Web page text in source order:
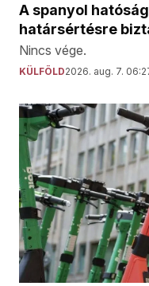
A spanyol
határsértésre
Nincs vége.
KÜLFÖLD2026. aug. 7.